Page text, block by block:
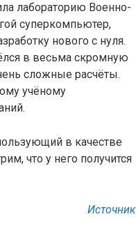
лабораторию Военно-
суперкомпьютер,
нового с нуля.
в весьма скромную
сложные расчёты.
учёному
в качестве
что у него получится
Источник